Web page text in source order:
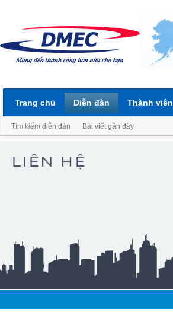
Trang chủ Diễn đàn
Tìm kiếm diễn đàn Bài viết gần đây
Thành viên